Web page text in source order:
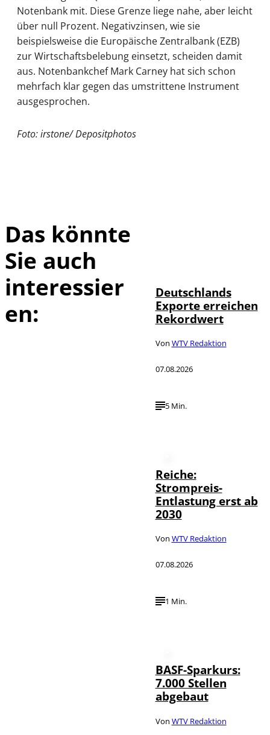
Notenbank mit. Diese Grenze liege nahe, aber leicht
über null Prozent. Negativzinsen, wie sie
beispielsweise die Europäische Zentralbank (EZB)
zur Wirtschaftsbelebung einsetzt, scheiden damit
aus. Notenbankchef Mark Carney hat sich schon
mehrfach klar gegen das umstrittene Instrument
ausgesprochen.
Foto: irstone/ Depositphotos
Das könnte
Sie auch
interessier
en:
Deutschlands
Exporte erreichen
Rekordwert
Von WTV Redaktion
07.08.2026
5 Min.
Reiche:
Strompreis-
Entlastung erst ab
2030
Von WTV Redaktion
07.08.2026
1 Min.
BASF-Sparkurs:
7.000 Stellen
abgebaut
Von WTV Redaktion